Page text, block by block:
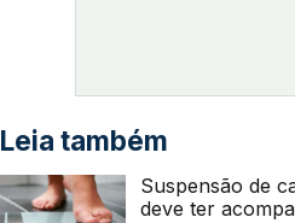
Leia também
Suspensão de
deve ter